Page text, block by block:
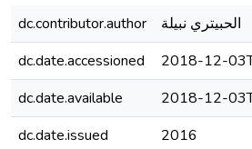
dc.contributor.author
الحبيتري نبيلة
dc.date.accessioned
2018-12-
dc.date.available
2018-12-
dc.date.issued
2016